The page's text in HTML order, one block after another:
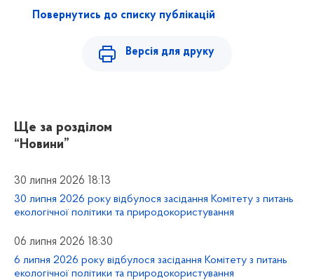
Повернутись до списку публікацій
Версія для друку
Ще за розділом
“Новини”
30 липня 2026 18:13
30 липня 2026 року відбулося засідання Комітету з питань
екологічної політики та природокористування
06 липня 2026 18:30
6 липня 2026 року відбулося засідання Комітету з питань
екологічної політики та природокористування